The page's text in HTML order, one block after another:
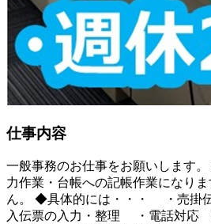
仕事内容
一般事務のお仕事をお願いします
力作業・台帳への記帳作業になり
ん。 ◆具体的には・・・ ・売掛
入伝票の入力・整理 ・電話対応